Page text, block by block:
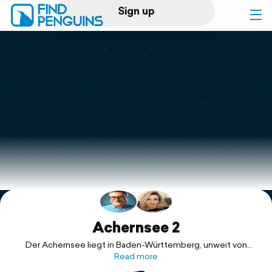
Sign up
Log in
Print a book
Flyover video
Explore
Achernsee 2
Der Achernsee liegt in Baden-Württemberg, unweit von
Baden-Baden und Offenburg. Er ist der größte von einigen
Baggerseen rund um Achern und liegt im Westen des
Read more